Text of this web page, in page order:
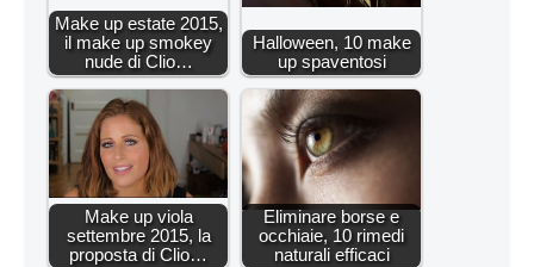
Make up estate 2015,
il make up smokey
nude di Clio…
Halloween, 10 make
up spaventosi
Make up viola
settembre 2015, la
proposta di Clio…
Eliminare borse e
occhiaie, 10 rimedi
naturali efficaci